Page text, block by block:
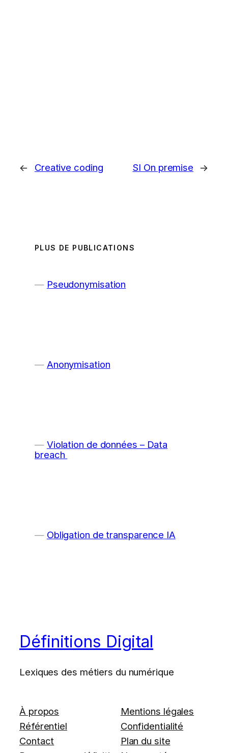
← Creative coding SI On premise →
PLUS DE PUBLICATIONS
Pseudonymisation
Anonymisation
Violation de données – Data
breach
Obligation de transparence IA
Définitions Digital
Lexiques des métiers du numérique
À propos
Référentiel
Contact
Mentions légales
Confidentialité
Plan du site